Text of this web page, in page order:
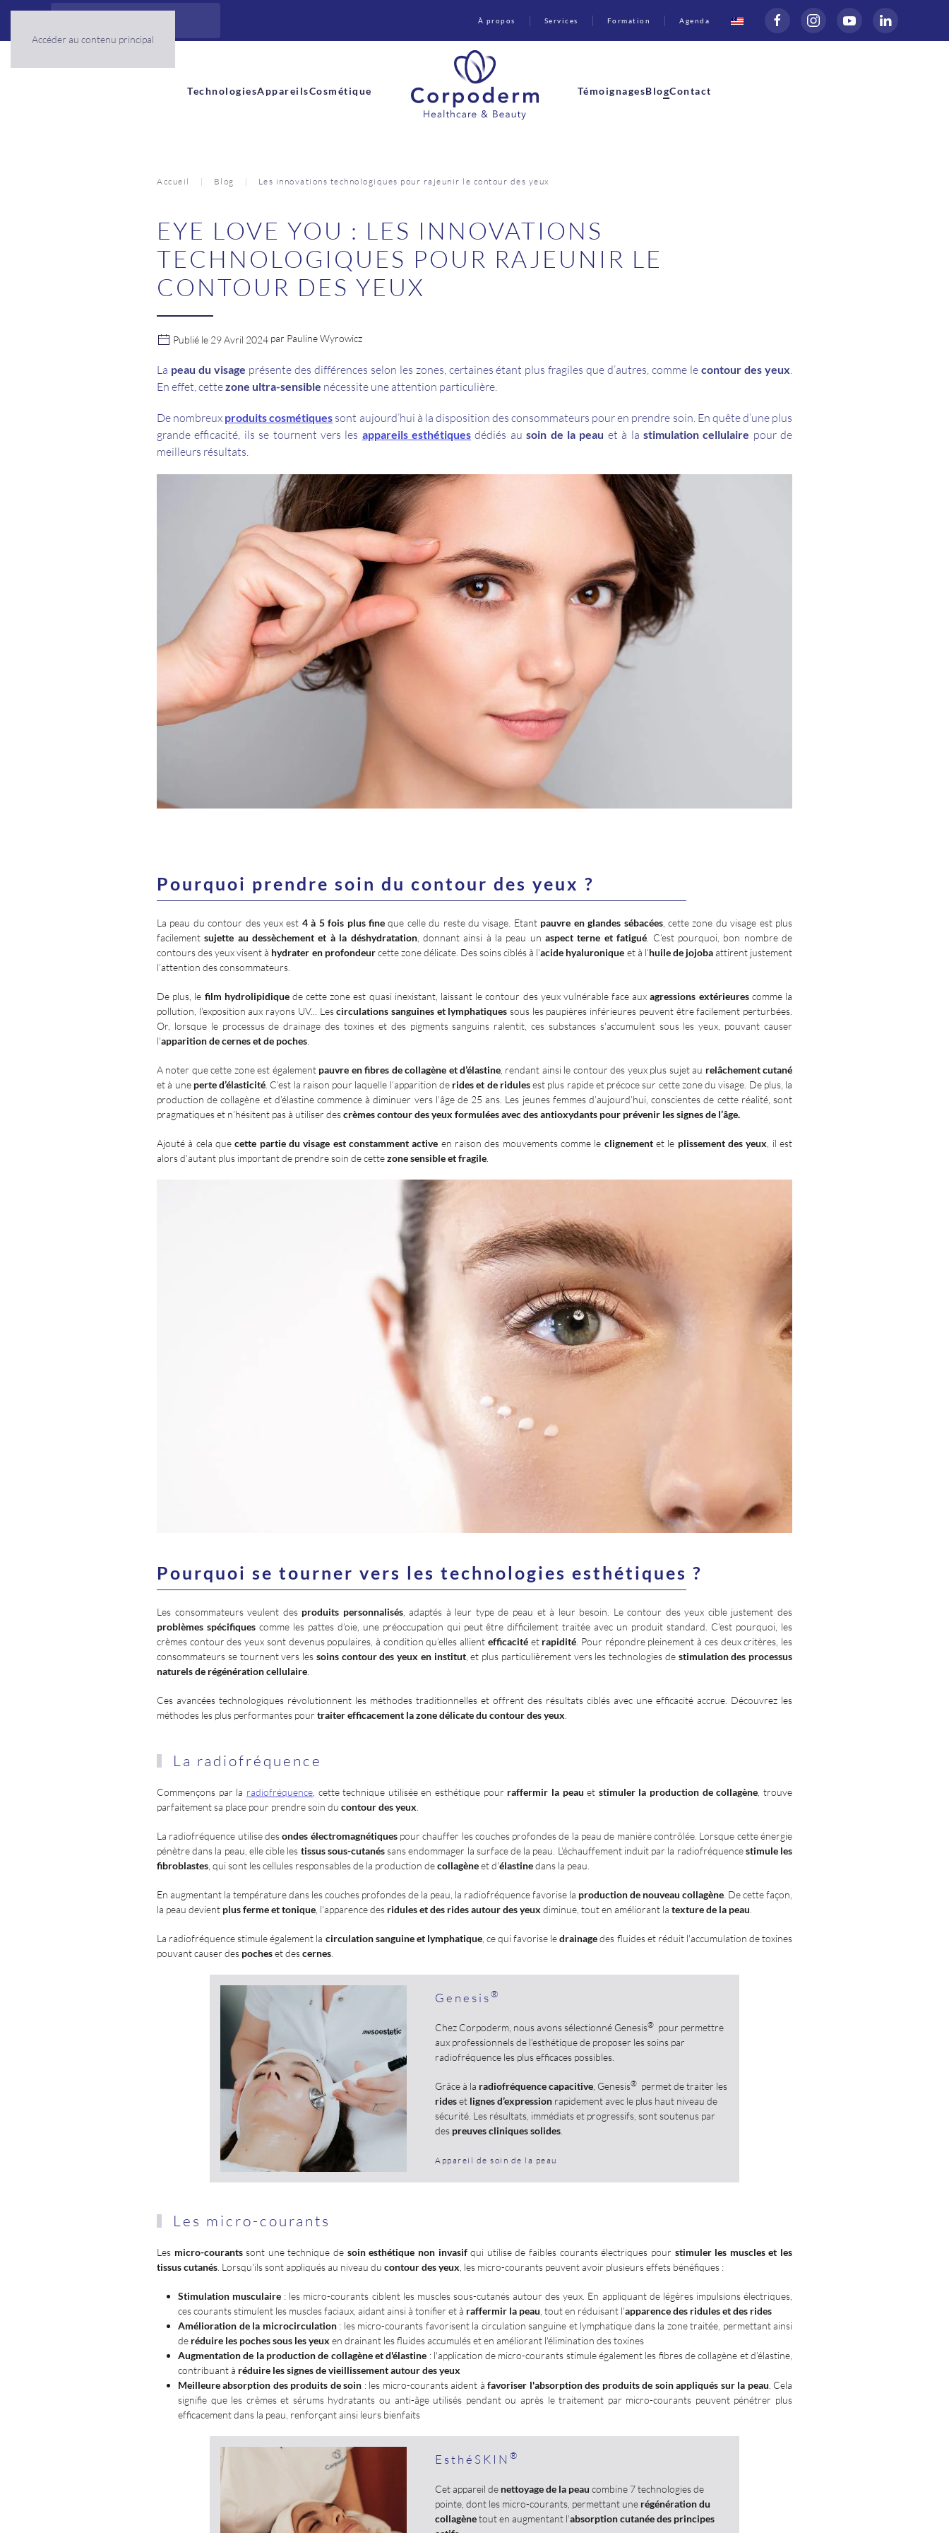
Accéder au contenu principal
À propos Services Formation Agenda
TechnologiesAppareilsCosmétique TémoignagesBlogContact
Accueil Blog Les innovations technologiques pour rajeunir le contour des yeux
EYE LOVE YOU : LES INNOVATIONS
TECHNOLOGIQUES POUR RAJEUNIR LE
CONTOUR DES YEUX
Publié le 29 Avril 2024 par Pauline Wyrowicz
La peau du visage présente des différences selon les zones, certaines étant plus fragiles que d’autres, comme lecontour des yeux.
En effet, cettezone ultra-sensible nécessite une attention particulière.
De nombreux produits cosmétiques sont aujourd’hui à la disposition des consommateurs pour en prendre soin. En quête d’une plus
grande efficacité, ils se tournent vers les appareils esthétiques dédiés ausoin de la peau et à la stimulation cellulaire pour de
meilleurs résultats.
Pourquoi prendre soin du contour des yeux ?
La peau du contour des yeux est 4 à 5 fois plus fineque celle du reste du visage. Etant pauvre en glandes sébacées, cette zone du visage est plus
facilementsujette au dessèchement et à la déshydratation, donnant ainsi à la peau unaspect terne et fatigué . C’est pourquoi, bon nombre de
contours des yeux visent à hydrater en profondeurcette zone délicate. Des soins ciblés à l’acide hyaluronique et à l’huile de jojobaattirent justement
l’attention des consommateurs.
De plus, le film hydrolipidiquede cette zone est quasi inexistant, laissant le contour des yeux vulnérable face auxagressions extérieurescomme la
pollution, l’exposition aux rayons UV... Lescirculations sanguines et lymphatiques sous les paupières inférieures peuvent être facilement perturbées.
Or, lorsque le processus de drainage des toxines et des pigments sanguins ralentit, ces substances s'accumulent sous les yeux, pouvant causer
l'apparition de cernes et de poches
A noter que cette zone est également pauvre en fibres de collagène et d’élastine, rendant ainsi le contour des yeux plus sujet au relâchement cutané
et à une perte d’élasticité . C’est la raison pour laquelle l’apparition de rides et de ridulesest plus rapide et précoce sur cette zone du visage. De plus, la
production de collagène et d’élastine commence à diminuer vers l’âge de 25 ans. Les jeunes femmes d’aujourd’hui, conscientes de cette réalité, sont
pragmatiques et n’hésitent pas à utiliser descrèmes contour des yeux formulées avec des antioxydants pour prévenir les signes de l’âge.
Ajouté à cela quecette partie du visage est constamment active en raison des mouvements comme le clignementet le plissement des yeux , il est
alors d’autant plus important de prendre soin de cettezone sensible et fragile
Pourquoi se tourner vers les technologies esthétiques ?
Les consommateurs veulent des produits personnalisés, adaptés à leur type de peau et à leur besoin. Le contour des yeux cible justement des
problèmes spécifiquescomme les pattes d’oie, une préoccupation qui peut être difficilement traitée avec un produit standard. C’est pourquoi, les
crèmes contour des yeux sont devenus populaires, à condition qu’elles allient efficacitéet rapidité . Pour répondre pleinement à ces deux critères, les
consommateurs se tournent vers les soins contour des yeux en institut, et plus particulièrement vers les technologies de stimulation des processus
naturels de régénération cellulaire
Ces avancées technologiques révolutionnent les méthodes traditionnelles et offrent des résultats ciblés avec une efficacité accrue. Découvrez les
méthodes les plus performantes pour traiter efficacement la zone délicate du contour des yeux
La radiofréquence
Commençons par la radiofréquence, cette technique utilisée en esthétique pour raffermir la peau et stimuler la production de collagène , trouve
parfaitement sa place pour prendre soin du contour des yeux
La radiofréquence utilise desondes électromagnétiquespour chauffer les couches profondes de la peau de manière contrôlée. Lorsque cette énergie
pénètre dans la peau, elle cible les tissus sous-cutanéssans endommager la surface de la peau. L’échauffement induit par la radiofréquencestimule les
fibroblastes , qui sont les cellules responsables de la production decollagèneet d'élastinedans la peau.
En augmentant la température dans les couches profondes de la peau, la radiofréquence favorise la production de nouveau collagène . De cette façon,
la peau devient plus ferme et tonique , l'apparence des ridules et des rides autour des yeux diminue, tout en améliorant la texture de la peau
La radiofréquence stimule également la circulation sanguine et lymphatique, ce qui favorise ledrainagedes fluides et réduit l'accumulation de toxines
pouvant causer des pocheset descernes
Genesis®
Chez Corpoderm, nous avons sélectionné Genesis® pour permettre
aux professionnels de l’esthétique de proposer les soins par
radiofréquence les plus efficaces possibles.
Grâce à la radiofréquence capacitive , Genesis® permet de traiter les
rideset lignes d’expression rapidement avec le plus haut niveau de
sécurité. Les résultats, immédiats et progressifs, sont soutenus par
des preuves cliniques solides
Appareil de soin de la peau
Les micro-courants
Les micro-courantssont une technique de soin esthétique non invasifqui utilise de faibles courants électriques pour stimuler les muscles et les
tissus cutanés . Lorsqu'ils sont appliqués au niveau du contour des yeux , les micro-courants peuvent avoir plusieurs effets bénéfiques :
Stimulation musculaire : les micro-courants ciblent les muscles sous-cutanés autour des yeux. En appliquant de légères impulsions électriques,
ces courants stimulent les muscles faciaux, aidant ainsi à tonifier et à raffermir la peau , tout en réduisant l'apparence des ridules et des rides
Amélioration de la microcirculation: les micro-courants favorisent la circulation sanguine et lymphatique dans la zone traitée, permettant ainsi
de réduire les poches sous les yeux en drainant les fluides accumulés et en améliorant l'élimination des toxines
Augmentation de la production de collagène et d'élastine : l'application de micro-courants stimule également les fibres de collagène et d’élastine,
contribuant à réduire les signes de vieillissement autour des yeux
Meilleure absorption des produits de soin : les micro-courants aident àfavoriser l'absorption des produits de soin appliqués sur la peau . Cela
signifie que les crèmes et sérums hydratants ou anti-âge utilisés pendant ou après le traitement par micro-courants peuvent pénétrer plus
efficacement dans la peau, renforçant ainsi leurs bienfaits
EsthéSKIN ®
Cet appareil de nettoyage de la peau combine 7 technologies de
pointe, dont les micro-courants, permettant une régénération du
collagènetout en augmentant l’absorption cutanée des principes